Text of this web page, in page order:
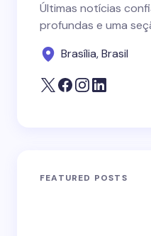
Últimas notícias
profundas e uma
Brasília, Brasil
FEATURED POSTS